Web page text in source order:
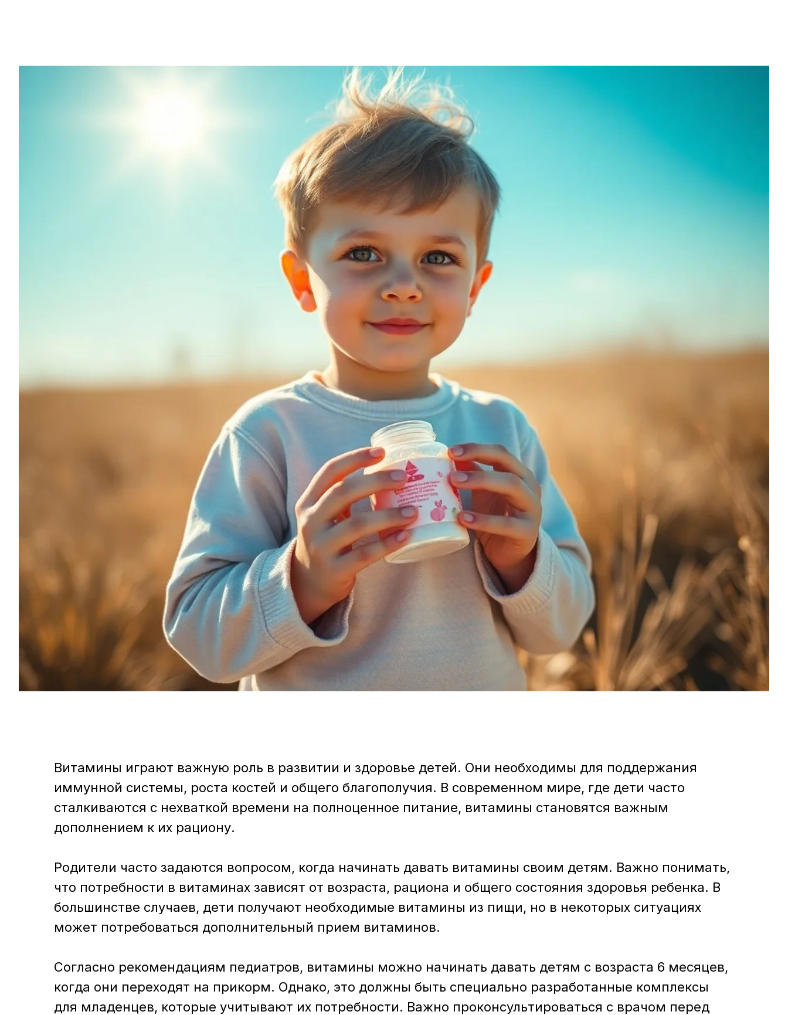
Витамины играют важную роль в развитии и здоровье детей. Они необходимы для поддержания
иммунной системы, роста костей и общего благополучия. В современном мире, где дети часто
сталкиваются с нехваткой времени на полноценное питание, витамины становятся важным
дополнением к их рациону.
Родители часто задаются вопросом, когда начинать давать витамины своим детям. Важно понимать,
что потребности в витаминах зависят от возраста, рациона и общего состояния здоровья ребенка. В
большинстве случаев, дети получают необходимые витамины из пищи, но в некоторых ситуациях
может потребоваться дополнительный прием витаминов.
Согласно рекомендациям педиатров, витамины можно начинать давать детям с возраста 6 месяцев,
когда они переходят на прикорм. Однако, это должны быть специально разработанные комплексы
для младенцев, которые учитывают их потребности. Важно проконсультироваться с врачом перед